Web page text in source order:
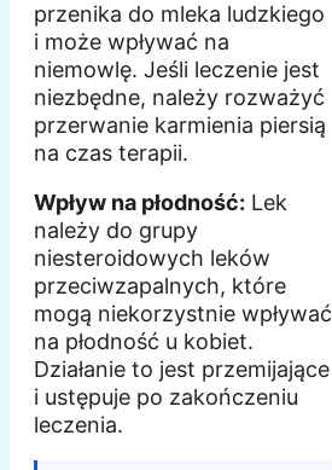
przenika do mleka ludzkiego
i może wpływać na
niemowlę. Jeśli leczenie jest
niezbędne, należy rozważyć
przerwanie karmienia piersią
na czas terapii.
Wpływ na płodność: Lek
należy do grupy
niesteroidowych leków
przeciwzapalnych, które
mogą niekorzystnie wpływać
na płodność u kobiet.
Działanie to jest przemijające
i ustępuje po zakończeniu
leczenia.